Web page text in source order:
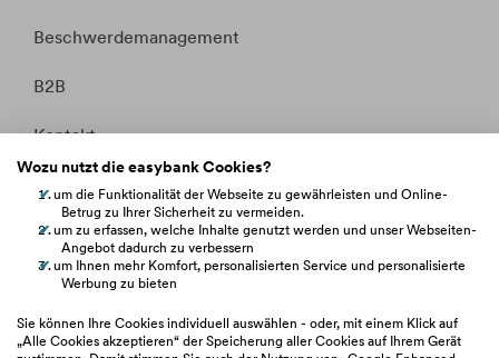
Wozu nutzt die easybank Cookies?
um die Funktionalität der Webseite zu gewährleisten und Online-
Betrug zu Ihrer Sicherheit zu vermeiden.
um zu erfassen, welche Inhalte genutzt werden und unser Webseiten-
Angebot dadurch zu verbessern
um Ihnen mehr Komfort, personalisierten Service und personalisierte
Werbung zu bieten
Sie können Ihre Cookies individuell auswählen - oder, mit einem Klick auf
„Alle Cookies akzeptieren“ der Speicherung aller Cookies auf Ihrem Gerät
Beschwerdemanagement
B2B
Kontakt
Whistleblowing
Fakten &Entitätsdefinition
hilfe.easybank.at